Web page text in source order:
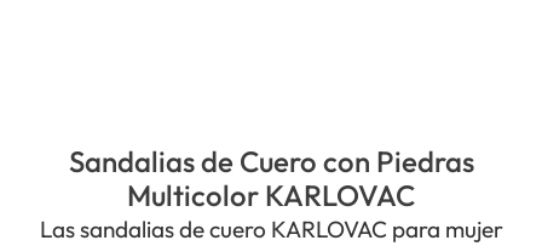
Sandalias de Cuero con Piedras
Multicolor KARLOVAC
Las sandalias de cuero KARLOVAC para mujer